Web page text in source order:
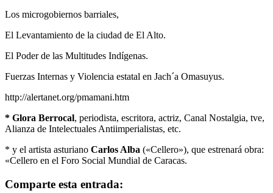
Los microgobiernos barriales,
El Levantamiento de la ciudad de El Alto.
El Poder de las Multitudes Indígenas.
Fuerzas Internas y Violencia estatal en Jach´a Omasuyus.
http://alertanet.org/pmamani.htm
* Glora Berrocal, periodista, escritora, actriz, Canal Nostalgia, tve,
Alianza de Intelectuales Antiimperialistas, etc.
* y el artista asturiano Carlos Alba («Cellero»), que estrenará obra:
«Cellero en el Foro Social Mundial de Caracas.
Comparte esta entrada: